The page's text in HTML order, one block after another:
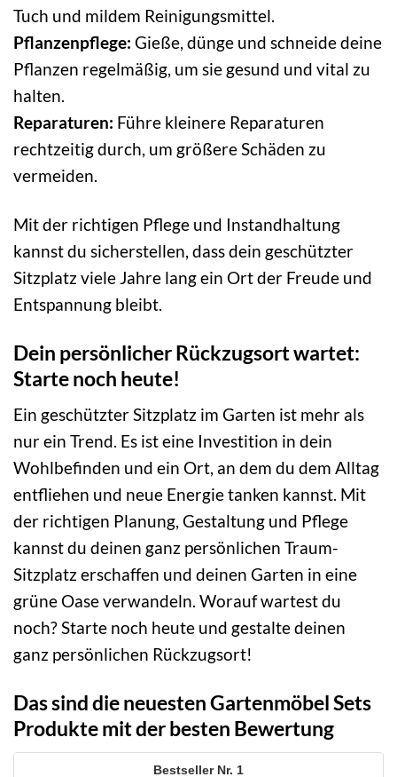
Tuch und mildem Reinigungsmittel.
Pflanzenpflege: Gieße, dünge und schneide deine
Pflanzen regelmäßig, um sie gesund und vital zu
halten.
Reparaturen: Führe kleinere Reparaturen
rechtzeitig durch, um größere Schäden zu
vermeiden.
Mit der richtigen Pflege und Instandhaltung
kannst du sicherstellen, dass dein geschützter
Sitzplatz viele Jahre lang ein Ort der Freude und
Entspannung bleibt.
Dein persönlicher Rückzugsort wartet:
Starte noch heute!
Ein geschützter Sitzplatz im Garten ist mehr als
nur ein Trend. Es ist eine Investition in dein
Wohlbefinden und ein Ort, an dem du dem Alltag
entfliehen und neue Energie tanken kannst. Mit
der richtigen Planung, Gestaltung und Pflege
kannst du deinen ganz persönlichen Traum-
Sitzplatz erschaffen und deinen Garten in eine
grüne Oase verwandeln. Worauf wartest du
noch? Starte noch heute und gestalte deinen
ganz persönlichen Rückzugsort!
Das sind die neuesten Gartenmöbel Sets
Produkte mit der besten Bewertung
1